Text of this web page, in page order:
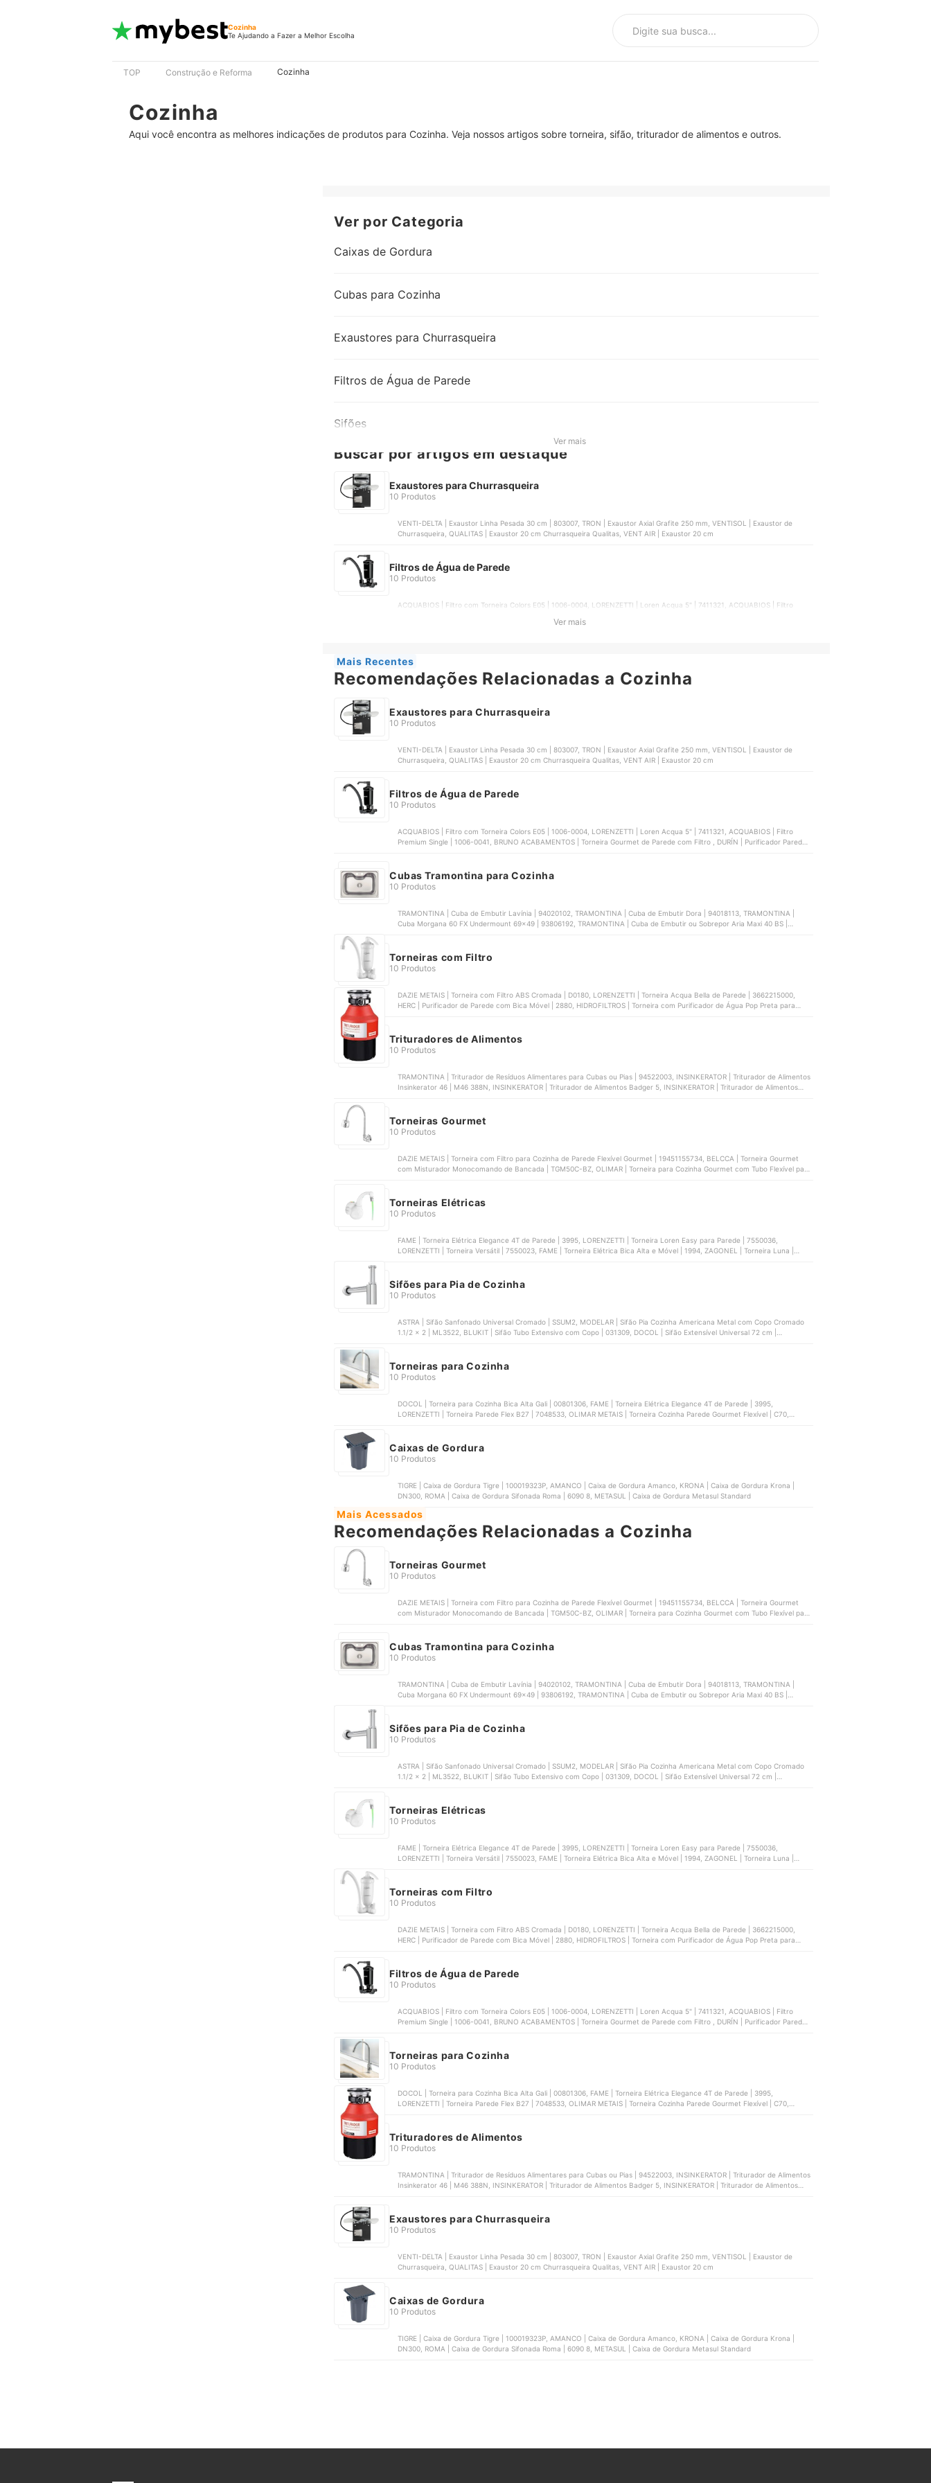
Cozinha
Te Ajudando a Fazer a Melhor Escolha
TOP Construção e Reforma Cozinha
Cozinha
Aqui você encontra as melhores indicações de produtos para Cozinha. Veja nossos artigos sobre torneira, sifão, triturador de alimentos e outros.
Ver por Categoria
Caixas de Gordura
Cubas para Cozinha
Exaustores para Churrasqueira
Filtros de Água de Parede
Sifões
Ver mais
Buscar por artigos em destaque
Exaustores para Churrasqueira
10 Produtos
VENTI-DELTA | Exaustor Linha Pesada 30 cm | ‎803007, TRON | Exaustor Axial Grafite 250 mm, VENTISOL | Exaustor de
Churrasqueira, QUALITAS | Exaustor 20 cm Churrasqueira Qualitas, VENT AIR | Exaustor 20 cm
Filtros de Água de Parede
10 Produtos
ACQUABIOS | Filtro com Torneira Colors E05 | 1006-0004, LORENZETTI | Loren Acqua 5" | 7411321, ACQUABIOS | Filtro
Ver mais
Mais Recentes
Recomendações Relacionadas a Cozinha
Exaustores para Churrasqueira
10 Produtos
VENTI-DELTA | Exaustor Linha Pesada 30 cm | ‎803007, TRON | Exaustor Axial Grafite 250 mm, VENTISOL | Exaustor de
Churrasqueira, QUALITAS | Exaustor 20 cm Churrasqueira Qualitas, VENT AIR | Exaustor 20 cm
Filtros de Água de Parede
10 Produtos
ACQUABIOS | Filtro com Torneira Colors E05 | 1006-0004, LORENZETTI | Loren Acqua 5" | 7411321, ACQUABIOS | Filtro
Premium Single | 1006-0041, BRUNO ACABAMENTOS | Torneira Gourmet de Parede com Filtro , DURÍN | Purificador Parede
Cubas Tramontina para Cozinha
10 Produtos
TRAMONTINA | Cuba de Embutir Lavínia | 94020102, TRAMONTINA | Cuba de Embutir Dora | 94018113, TRAMONTINA |
Cuba Morgana 60 FX Undermount 69x49 | 93806192, TRAMONTINA | Cuba de Embutir ou Sobrepor Aria Maxi 40 BS |
Torneiras com Filtro
10 Produtos
DAZIE METAIS | Torneira com Filtro ABS Cromada | D0180, LORENZETTI | Torneira Acqua Bella de Parede | 3662215000,
HERC | Purificador de Parede com Bica Móvel | 2880, HIDROFILTROS | Torneira com Purificador de Água Pop Preta para
Trituradores de Alimentos
10 Produtos
TRAMONTINA | Triturador de Resíduos Alimentares para Cubas ou Pias | 94522003, INSINKERATOR | Triturador de Alimentos
Insinkerator 46 | M46 388N, INSINKERATOR | Triturador de Alimentos Badger 5, INSINKERATOR | Triturador de Alimentos
Torneiras Gourmet
10 Produtos
DAZIE METAIS | Torneira com Filtro para Cozinha de Parede Flexível Gourmet | ‎19451155734, BELCCA | Torneira Gourmet
com Misturador Monocomando de Bancada | TGM50C-BZ, OLIMAR | Torneira para Cozinha Gourmet com Tubo Flexível para
Torneiras Elétricas
10 Produtos
FAME | Torneira Elétrica Elegance 4T de Parede | 3995, LORENZETTI | Torneira Loren Easy para Parede | 7550036,
LORENZETTI | Torneira Versátil | 7550023, FAME | Torneira Elétrica Bica Alta e Móvel | 1994, ZAGONEL | Torneira Luna |
Sifões para Pia de Cozinha
10 Produtos
ASTRA | Sifão Sanfonado Universal Cromado | SSUM2, MODELAR | Sifão Pia Cozinha Americana Metal com Copo Cromado
1.1/2 x 2 | ML3522, BLUKIT | Sifão Tubo Extensivo com Copo | 031309, DOCOL | Sifão Extensível Universal 72 cm |
Torneiras para Cozinha
10 Produtos
DOCOL | Torneira para Cozinha Bica Alta Gali | 00801306, FAME | Torneira Elétrica Elegance 4T de Parede | 3995,
LORENZETTI | Torneira Parede Flex B27 | 7048533, OLIMAR METAIS | Torneira Cozinha Parede Gourmet Flexível | C70,
Caixas de Gordura
10 Produtos
TIGRE | Caixa de Gordura Tigre | 100019323P, AMANCO | Caixa de Gordura Amanco, KRONA | Caixa de Gordura Krona |
DN300, ROMA | Caixa de Gordura Sifonada Roma | 6090 8, METASUL | Caixa de Gordura Metasul Standard
Mais Acessados
Recomendações Relacionadas a Cozinha
Torneiras Gourmet
10 Produtos
DAZIE METAIS | Torneira com Filtro para Cozinha de Parede Flexível Gourmet | ‎19451155734, BELCCA | Torneira Gourmet
com Misturador Monocomando de Bancada | TGM50C-BZ, OLIMAR | Torneira para Cozinha Gourmet com Tubo Flexível para
Cubas Tramontina para Cozinha
10 Produtos
TRAMONTINA | Cuba de Embutir Lavínia | 94020102, TRAMONTINA | Cuba de Embutir Dora | 94018113, TRAMONTINA |
Cuba Morgana 60 FX Undermount 69x49 | 93806192, TRAMONTINA | Cuba de Embutir ou Sobrepor Aria Maxi 40 BS |
Sifões para Pia de Cozinha
10 Produtos
ASTRA | Sifão Sanfonado Universal Cromado | SSUM2, MODELAR | Sifão Pia Cozinha Americana Metal com Copo Cromado
1.1/2 x 2 | ML3522, BLUKIT | Sifão Tubo Extensivo com Copo | 031309, DOCOL | Sifão Extensível Universal 72 cm |
Torneiras Elétricas
10 Produtos
FAME | Torneira Elétrica Elegance 4T de Parede | 3995, LORENZETTI | Torneira Loren Easy para Parede | 7550036,
LORENZETTI | Torneira Versátil | 7550023, FAME | Torneira Elétrica Bica Alta e Móvel | 1994, ZAGONEL | Torneira Luna |
Torneiras com Filtro
10 Produtos
DAZIE METAIS | Torneira com Filtro ABS Cromada | D0180, LORENZETTI | Torneira Acqua Bella de Parede | 3662215000,
HERC | Purificador de Parede com Bica Móvel | 2880, HIDROFILTROS | Torneira com Purificador de Água Pop Preta para
Filtros de Água de Parede
10 Produtos
ACQUABIOS | Filtro com Torneira Colors E05 | 1006-0004, LORENZETTI | Loren Acqua 5" | 7411321, ACQUABIOS | Filtro
Premium Single | 1006-0041, BRUNO ACABAMENTOS | Torneira Gourmet de Parede com Filtro , DURÍN | Purificador Parede
Torneiras para Cozinha
10 Produtos
DOCOL | Torneira para Cozinha Bica Alta Gali | 00801306, FAME | Torneira Elétrica Elegance 4T de Parede | 3995,
LORENZETTI | Torneira Parede Flex B27 | 7048533, OLIMAR METAIS | Torneira Cozinha Parede Gourmet Flexível | C70,
Trituradores de Alimentos
10 Produtos
TRAMONTINA | Triturador de Resíduos Alimentares para Cubas ou Pias | 94522003, INSINKERATOR | Triturador de Alimentos
Insinkerator 46 | M46 388N, INSINKERATOR | Triturador de Alimentos Badger 5, INSINKERATOR | Triturador de Alimentos
Exaustores para Churrasqueira
10 Produtos
VENTI-DELTA | Exaustor Linha Pesada 30 cm | ‎803007, TRON | Exaustor Axial Grafite 250 mm, VENTISOL | Exaustor de
Churrasqueira, QUALITAS | Exaustor 20 cm Churrasqueira Qualitas, VENT AIR | Exaustor 20 cm
Caixas de Gordura
10 Produtos
TIGRE | Caixa de Gordura Tigre | 100019323P, AMANCO | Caixa de Gordura Amanco, KRONA | Caixa de Gordura Krona |
DN300, ROMA | Caixa de Gordura Sifonada Roma | 6090 8, METASUL | Caixa de Gordura Metasul Standard